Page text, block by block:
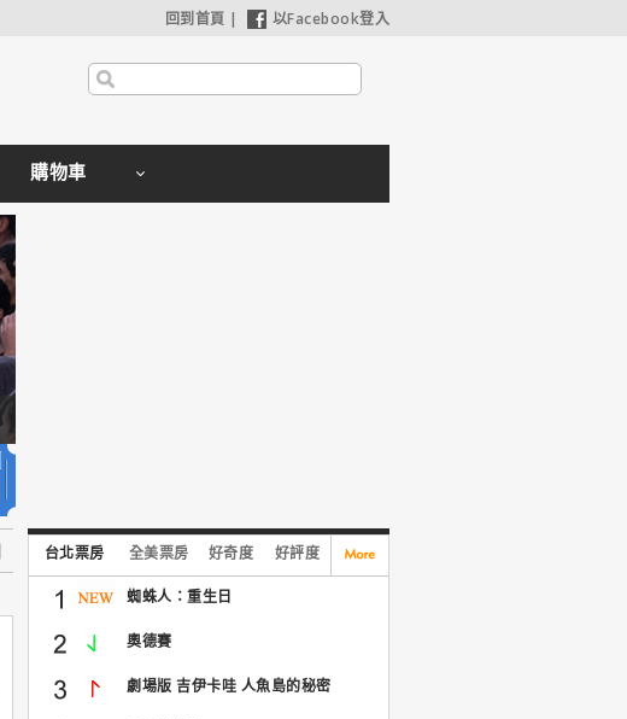
回到首頁 | 以Facebook登入
購物車
台北票房 全美票房 好奇度 好評度
蜘蛛人：重生日
奧德賽
劇場版 吉伊卡哇 人魚島的秘密